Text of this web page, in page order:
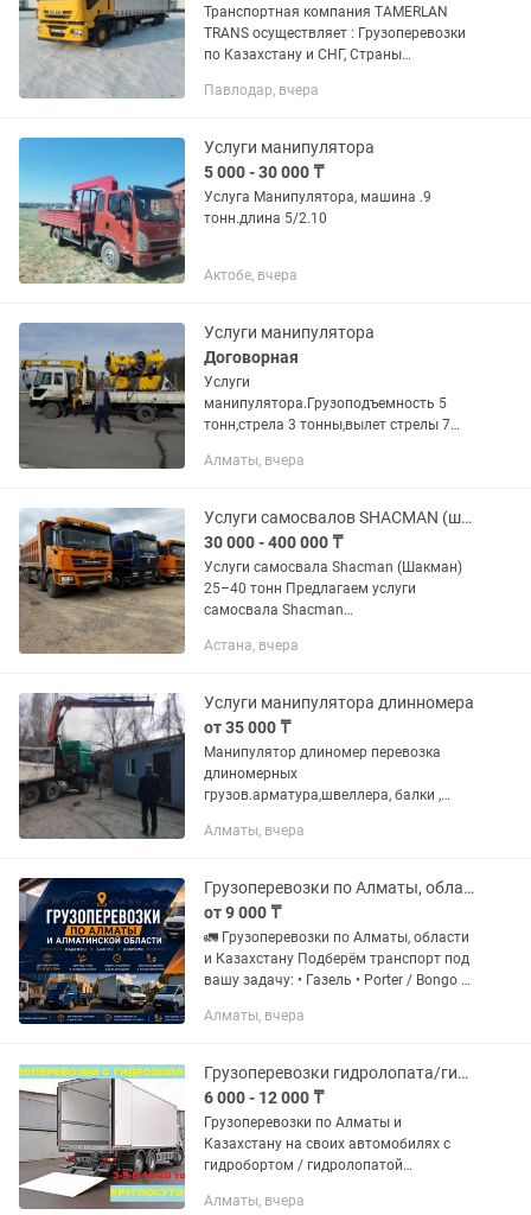
Транспортная компания TAMERLAN
TRANS осуществляет : Грузоперевозки
по Казахстану и СНГ, Страны
Доставка груза отдельной машиной от
Павлодар, вчера
Услуги манипулятора
5 000 - 30 000 ₸
Услуга Манипулятора, машина .9
тонн.длина 5/2.10
Актобе, вчера
Услуги манипулятора
Договорная
Услуги
манипулятора.Грузоподъемность 5
тонн,стрела 3 тонны,вылет стрелы 7
скидки.Звоните Анатолий
Алматы, вчера
Услуги самосвалов SHACMAN (шакман) HOWO 25-40 тонн доставка инертных мат-ов
30 000 - 400 000 ₸
Услуги самосвала Shacman (Шакман)
25–40 тонн Предлагаем услуги
самосвала Shacman
перевозки инертных и сыпучих
перевозку: ...
Астана, вчера
Услуги манипулятора длинномера
от 35 000 ₸
Манипулятор длиномер перевозка
длиномерных
грузов.арматура,швеллера, балки ,
стрелы 12 тон вылет 12 метров кузов
,области и...
Алматы, вчера
Грузоперевозки по Алматы, области и Казахстану
от 9 000 ₸
🚛 Грузоперевозки по Алматы, области
и Казахстану Подберём транспорт под
вашу задачу: • Газель • Porter / Bongo •
цельнометаллический фургон ✅
Алматы, вчера
Грузоперевозки гидролопата/гидроборт
6 000 - 12 000 ₸
Грузоперевозки по Алматы и
Казахстану на своих автомобилях с
гидробортом / гидролопатой
Опытные грузчики, упаковщики, рохля.
Алматы, вчера